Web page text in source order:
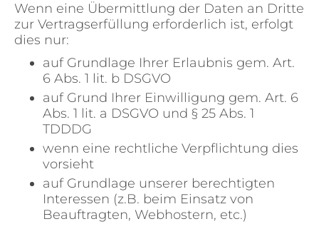
Wenn eine Übermittlung der Daten an Dritte
zur Vertragserfüllung erforderlich ist, erfolgt
dies nur:
auf Grundlage Ihrer Erlaubnis gem. Art.
6 Abs. 1 lit. b DSGVO
auf Grund Ihrer Einwilligung gem. Art. 6
Abs. 1 lit. a DSGVO und § 25 Abs. 1
TDDDG
wenn eine rechtliche Verpflichtung dies
vorsieht
auf Grundlage unserer berechtigten
Interessen (z.B. beim Einsatz von
Beauftragten, Webhostern, etc.)